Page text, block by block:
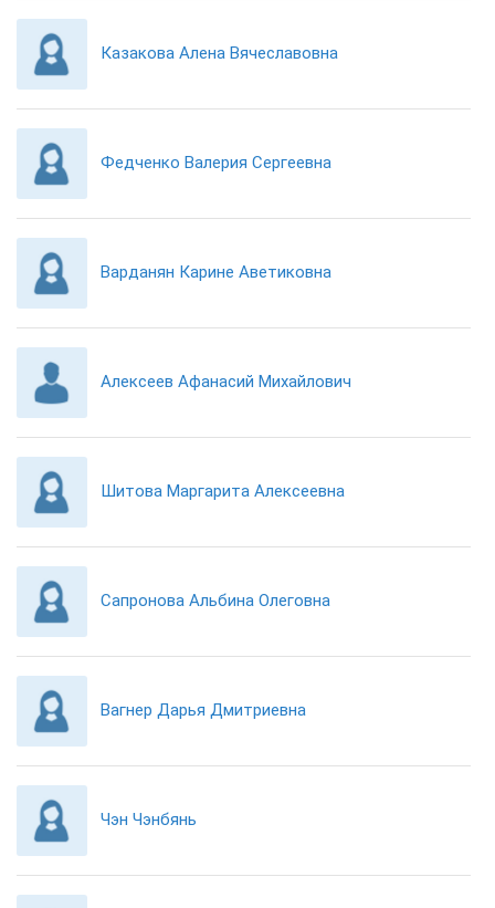
Казакова Алена Вячеславовна
Федченко Валерия Сергеевна
Варданян Карине Аветиковна
Алексеев Афанасий Михайлович
Шитова Маргарита Алексеевна
Сапронова Альбина Олеговна
Вагнер Дарья Дмитриевна
Чэн Чэнбянь